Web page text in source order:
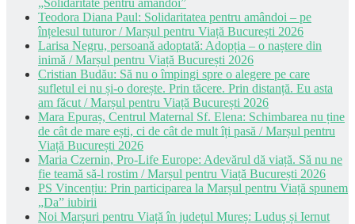
„Solidaritate pentru amândoi”
Teodora Diana Paul: Solidaritatea pentru amândoi – pe
înțelesul tuturor / Marșul pentru Viață București 2026
Larisa Negru, persoană adoptată: Adopția – o naștere din
inimă / Marșul pentru Viață București 2026
Cristian Budău: Să nu o împingi spre o alegere pe care
sufletul ei nu și-o dorește. Prin tăcere. Prin distanță. Eu asta
am făcut / Marșul pentru Viață București 2026
Mara Epuraș, Centrul Maternal Sf. Elena: Schimbarea nu ține
de cât de mare ești, ci de cât de mult îți pasă / Marșul pentru
Viață București 2026
Maria Czernin, Pro-Life Europe: Adevărul dă viață. Să nu ne
fie teamă să-l rostim / Marșul pentru Viață București 2026
PS Vincențiu: Prin participarea la Marșul pentru Viață spunem
„Da” iubirii
Noi Marșuri pentru Viață în județul Mureș: Luduș și Iernut